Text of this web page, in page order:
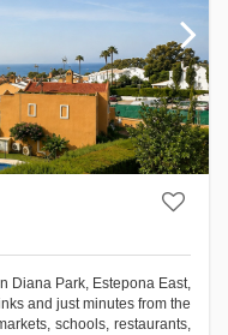
Diana Park, Estepona East,
and just minutes from the
schools, restaurants,